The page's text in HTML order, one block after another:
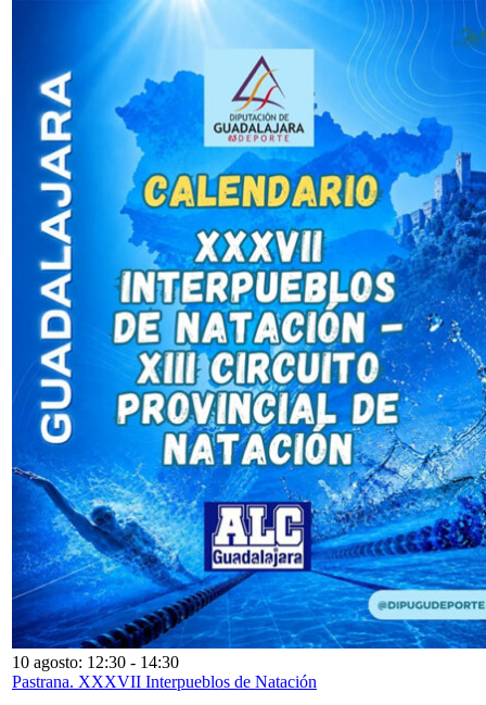
10 agosto: 12:30 - 14:30
Pastrana. XXXVII Interpueblos de Natación